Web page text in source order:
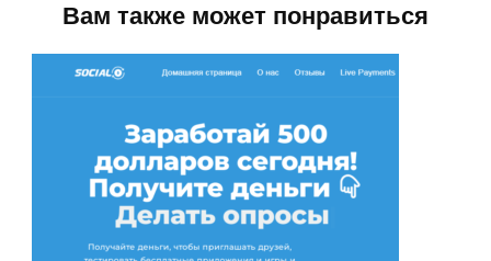
Вам также может понравиться